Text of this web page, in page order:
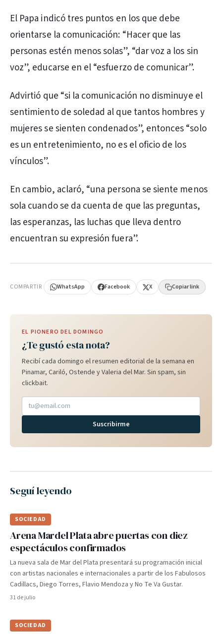
El Papa indicó tres puntos en los que debe
orientarse la comunicación: “Hacer que las
personas estén menos solas”, “dar voz a los sin
voz”, educarse en el “esfuerzo de comunicar”.
Advirtió que “si la comunicación no disminuye el
sentimiento de soledad al que tantos hombres y
mujeres se sienten condenados”, entonces “solo
es un entretenimiento, no es el oficio de los
vínculos”.
En cambio, aclaró, “una persona se siente menos
sola cuando se da cuenta de que las preguntas,
las esperanzas, las luchas que lleva dentro
encuentran su expresión fuera”.
COMPARTIR WhatsApp Facebook X Copiar link
EL PIONERO DEL DOMINGO
¿Te gustó esta nota?
Recibí cada domingo el resumen editorial de la semana en
Pinamar, Cariló, Ostende y Valeria del Mar. Sin spam, sin
clickbait.
Suscribirme
Seguí leyendo
SOCIEDAD
Arena Mardel Plata abre puertas con diez
espectáculos confirmados
La nueva sala de Mar del Plata presentará su programación inicial
con artistas nacionales e internacionales a partir de los Fabulosos
Cadillacs, Diego Torres, Flavio Mendoza y No Te Va Gustar.
31 de julio
SOCIEDAD